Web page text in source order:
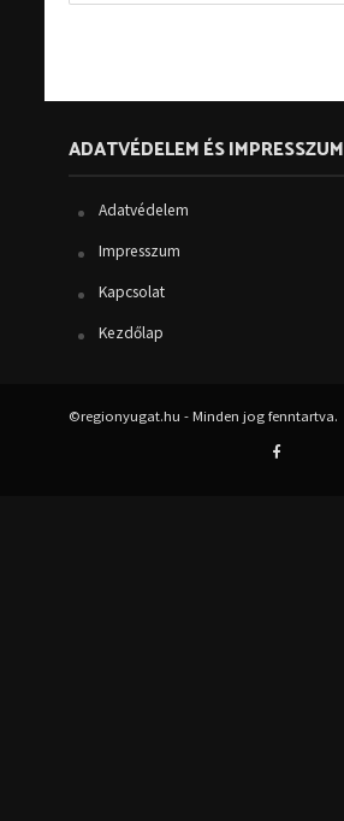
ADATVÉDELEM ÉS IMPRESSZUM
Adatvédelem
Impresszum
Kapcsolat
Kezdőlap
©regionyugat.hu - Minden jog fenntartva.